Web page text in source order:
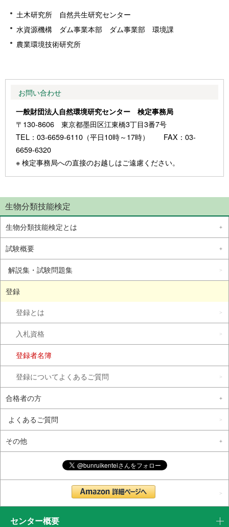
土木研究所 自然共生研究センター
水資源機構 ダム事業本部 ダム事業部 環境課
農業環境技術研究所
お問い合わせ
一般財団法人自然環境研究センター 検定事務局
〒130-8606 東京都墨田区江東橋3丁目3番7号
TEL：03-6659-6110（平日10時～17時） FAX：03-
6659-6320
※ 検定事務局への直接のお越しはご遠慮ください。
生物分類技能検定
生物分類技能検定とは
試験概要
解説集・試験問題集
登録
登録とは
入札資格
登録者名簿
登録についてよくあるご質問
合格者の方
よくあるご質問
その他
センター概要